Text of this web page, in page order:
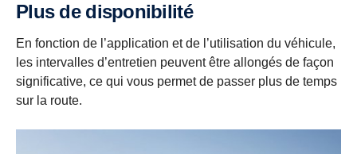
Plus de disponibilité
En fonction de l’application et de l’utilisation du véhicule,
les intervalles d’entretien peuvent être allongés de façon
significative, ce qui vous permet de passer plus de temps
sur la route.